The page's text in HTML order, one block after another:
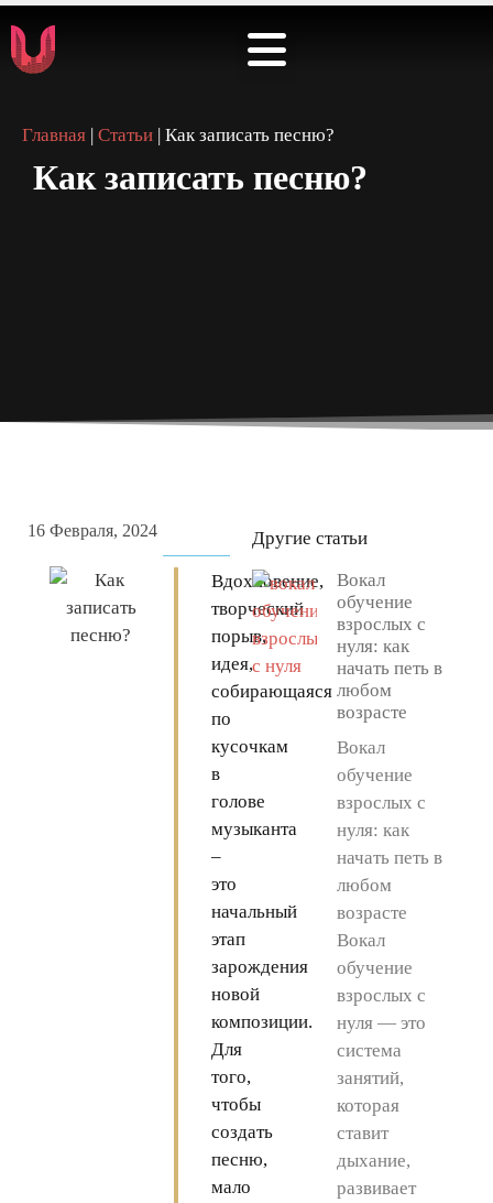
Главная | Статьи | Как записать песню?
Как записать песню?
16 Февраля, 2024
Вдохновение,
творческий
порыв,
идея,
собирающаяся
по
кусочкам
в
голове
музыканта
–
это
начальный
этап
зарождения
новой
композиции.
Для
того,
чтобы
создать
песню,
мало
Другие статьи
Вокал
обучение
взрослых с
нуля: как
начать петь в
любом
возрасте
Вокал
обучение
взрослых с
нуля: как
начать петь в
любом
возрасте
Вокал
обучение
взрослых с
нуля — это
система
занятий,
которая
ставит
дыхание,
развивает